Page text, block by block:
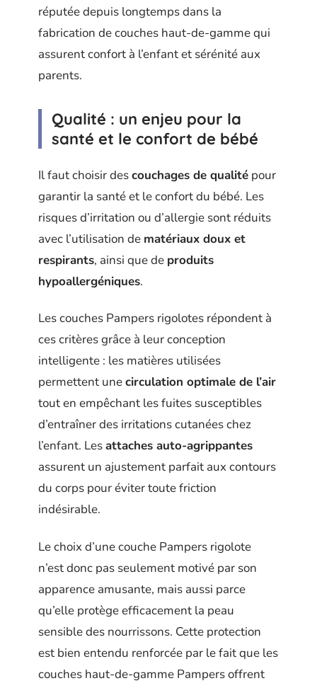
réputée depuis longtemps dans la
fabrication de couches haut-de-gamme qui
assurent confort à l’enfant et sérénité aux
parents.
Qualité : un enjeu pour la
santé et le confort de bébé
Il faut choisir descouchages de qualité pour
garantir la santé et le confort du bébé. Les
risques d’irritation ou d’allergie sont réduits
avec l’utilisation de matériaux doux et
respirants, ainsi que de produits
hypoallergéniques.
Les couches Pampers rigolotes répondent à
ces critères grâce à leur conception
intelligente : les matières utilisées
permettent unecirculation optimale de l’air
tout en empêchant les fuites susceptibles
d’entraîner des irritations cutanées chez
l’enfant. Lesattaches auto-agrippantes
assurent un ajustement parfait aux contours
du corps pour éviter toute friction
indésirable.
Le choix d’une couche Pampers rigolote
n’est donc pas seulement motivé par son
apparence amusante, mais aussi parce
qu’elle protège efficacement la peau
sensible des nourrissons. Cette protection
est bien entendu renforcée par le fait que les
couches haut-de-gamme Pampers offrent